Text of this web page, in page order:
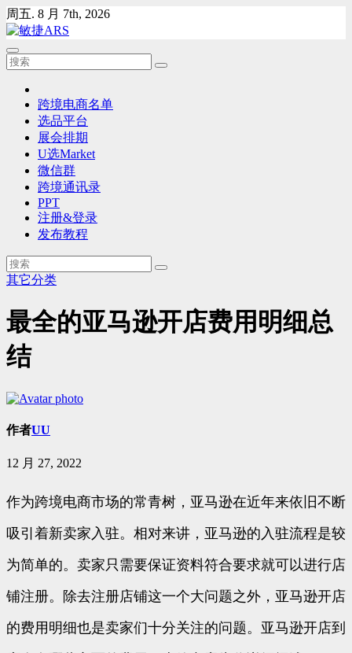
Skip
to
content
周五. 8 月 7th, 2026
跨境电商名单
选品平台
展会排期
U选Market
微信群
跨境通讯录
PPT
注册&登录
发布教程
其它分类
最全的亚马逊开店费用明细总
结
作者UU
12 月 27, 2022
作为跨境电商市场的常青树，亚马逊在近年来依旧不断
吸引着新卖家入驻。相对来讲，亚马逊的入驻流程是较
为简单的。卖家只需要保证资料符合要求就可以进行店
铺注册。除去注册店铺这一个大问题之外，亚马逊开店
的费用明细也是卖家们十分关注的问题。亚马逊开店到